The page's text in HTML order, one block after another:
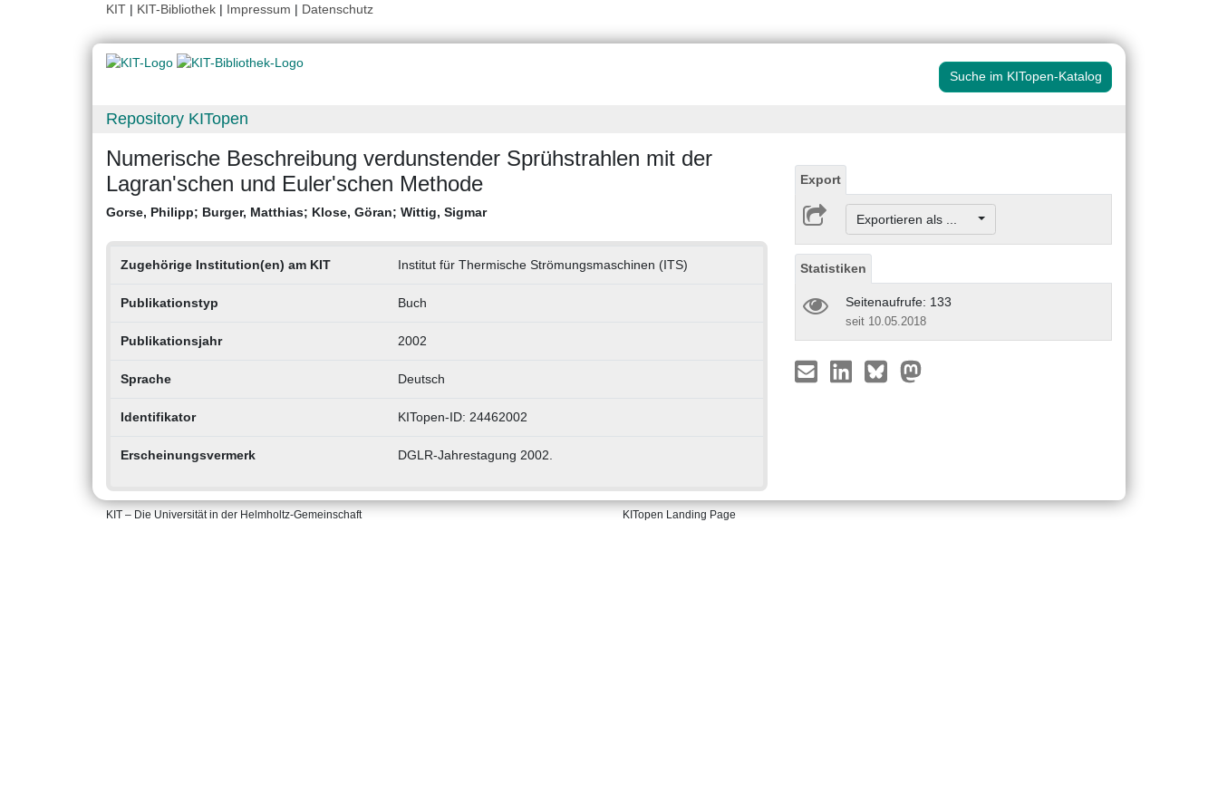
KIT | KIT-Bibliothek | Impressum | Datenschutz
Suche im KITopen-Katalog
Repository KITopen
Numerische Beschreibung verdunstender Sprühstrahlen mit der
Lagran'schen und Euler'schen Methode
Gorse, Philipp; Burger, Matthias; Klose, Göran; Wittig, Sigmar
Zugehörige Institution(en) am KIT Institut für Thermische Strömungsmaschinen (ITS)
Publikationstyp Buch
Publikationsjahr 2002
Sprache Deutsch
Identifikator KITopen-ID: 24462002
Erscheinungsvermerk DGLR-Jahrestagung 2002.
Export
Exportieren als ...
Statistiken
Seitenaufrufe: 133
seit 10.05.2018
KIT – Die Universität in der Helmholtz-Gemeinschaft KITopen Landing Page